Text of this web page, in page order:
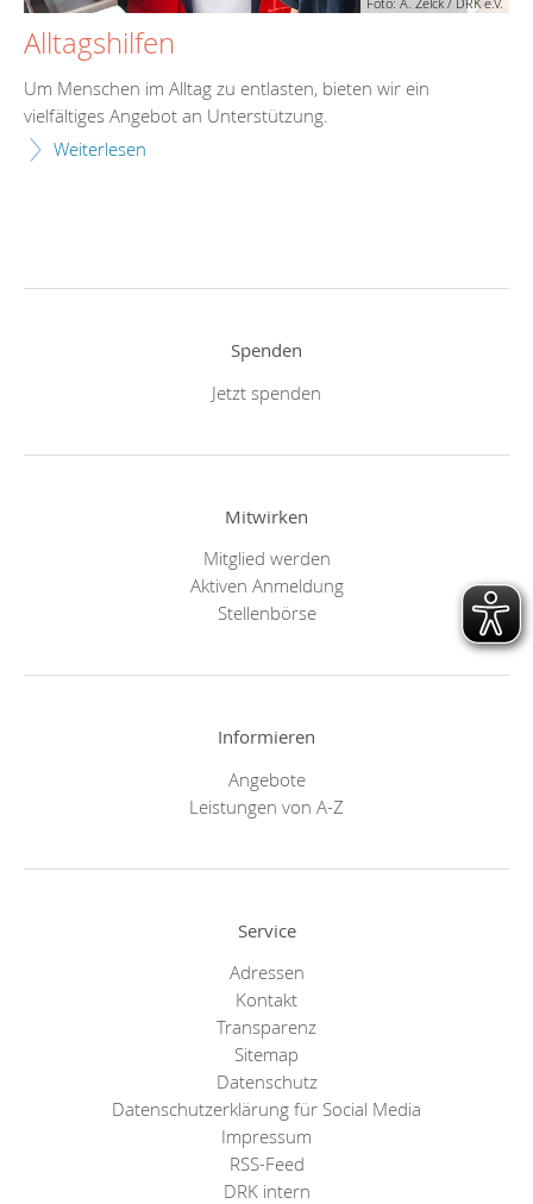
Alltagshilfen
Um Menschen im Alltag zu entlasten, bieten wir ein
vielfältiges Angebot an Unterstützung.
Weiterlesen
Spenden
Jetzt spenden
Mitwirken
Mitglied werden
Aktiven Anmeldung
Stellenbörse
Informieren
Angebote
Leistungen von A-Z
Service
Adressen
Kontakt
Transparenz
Sitemap
Datenschutz
Datenschutzerklärung für Social Media
Impressum
RSS-Feed
DRK intern